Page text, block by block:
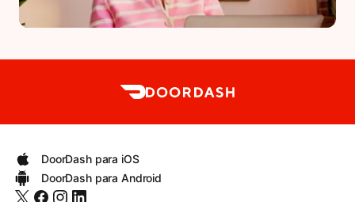
DoorDash para iOS
DoorDash para Android